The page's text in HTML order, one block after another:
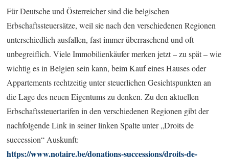
Für Deutsche und Österreicher sind die belgischen
Erbschaftssteuersätze, weil sie nach den verschiedenen Regionen
unterschiedlich ausfallen, fast immer überraschend und oft
unbegreiflich. Viele Immobilienkäufer merken jetzt – zu spät – wie
wichtig es in Belgien sein kann, beim Kauf eines Hauses oder
Appartements rechtzeitig unter steuerlichen Gesichtspunkten an
die Lage des neuen Eigentums zu denken. Zu den aktuellen
Erbschaftssteuertarifen in den verschiedenen Regionen gibt der
nachfolgende Link in seiner linken Spalte unter „Droits de
succession“ Auskunft:
https://www.notaire.be/donations-successions/droits-de-